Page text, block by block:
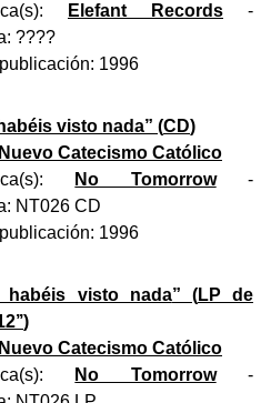
Elefant Records -
????
1996
visto nada” (CD)
Nuevo Catecismo Católico
No Tomorrow-
NT026 CD
1996
visto nada” (LP de
)
Nuevo Catecismo Católico
No Tomorrow-